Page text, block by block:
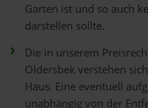
Garten ist und so auch
darstellen sollte.
Die in unserem
Oldersbek verstehen
Haus. Eine eventuell
unabhängig von der